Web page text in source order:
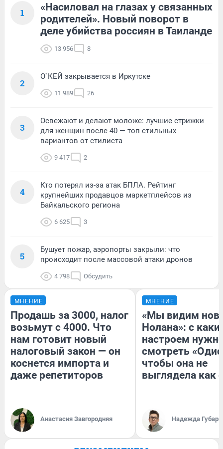
1
«Насиловал на глазах у связанных
родителей». Новый поворот в
деле убийства россиян в Таиланде
13 956 8
2
О`КЕЙ закрывается в Иркутске
11 989 26
3
Освежают и делают моложе: лучшие стрижки
для женщин после 40 — топ стильных
вариантов от стилиста
9 417 2
4
Кто потерял из-за атак БПЛА. Рейтинг
крупнейших продавцов маркетплейсов из
Байкальского региона
6 625 3
5
Бушует пожар, аэропорты закрыли: что
происходит после массовой атаки дронов
4 798 Обсудить
МНЕНИЕ
Продашь за 3000, налог
возьмут с 4000. Что
нам готовит новый
налоговый закон — он
коснется импорта и
даже репетиторов
Анастасия Завгородняя
МНЕНИЕ
«Мы видим
Нолана»: с
настроем
смотреть
чтобы она не
выглядела как
Надежда Губарь